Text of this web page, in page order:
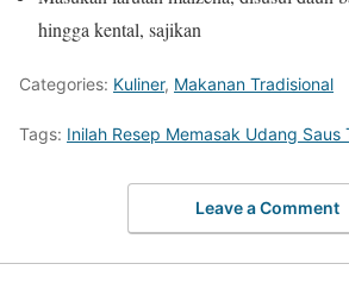
hingga kental, sajikan
Categories: Kuliner, Makanan Tradisional
Tags: Inilah Resep Memasak Udang Saus
Leave a Comment